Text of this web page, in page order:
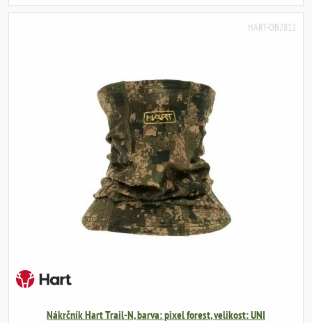
HART-OB2812
Nákrčník Hart Trail-N, barva: pixel forest, velikost: UNI